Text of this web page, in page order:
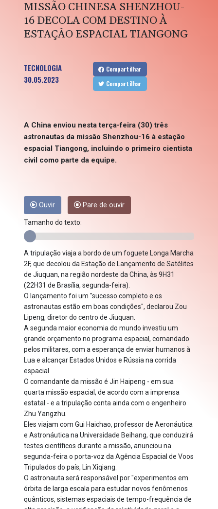
MISSÃO CHINESA SHENZHOU-
16 DECOLA COM DESTINO À
ESTAÇÃO ESPACIAL TIANGONG
TECNOLOGIA
30.05.2023
Compartilhar
Compartilhar
A China enviou nesta terça-feira (30) três
astronautas da missão Shenzhou-16 à estação
espacial Tiangong, incluindo o primeiro cientista
civil como parte da equipe.
Ouvir Pare de ouvir
Tamanho do texto:
A tripulação viaja a bordo de um foguete Longa Marcha
2F, que decolou da Estação de Lançamento de Satélites
de Jiuquan, na região nordeste da China, às 9H31
(22H31 de Brasília, segunda-feira).
O lançamento foi um "sucesso completo e os
astronautas estão em boas condições", declarou Zou
Lipeng, diretor do centro de Jiuquan.
A segunda maior economia do mundo investiu um
grande orçamento no programa espacial, comandado
pelos militares, com a esperança de enviar humanos à
Lua e alcançar Estados Unidos e Rússia na corrida
espacial.
O comandante da missão é Jin Haipeng - em sua
quarta missão espacial, de acordo com a imprensa
estatal - e a tripulação conta ainda com o engenheiro
Zhu Yangzhu.
Eles viajam com Gui Haichao, professor de Aeronáutica
e Astronáutica na Universidade Beihang, que conduzirá
testes científicos durante a missão, anunciou na
segunda-feira o porta-voz da Agência Espacial de Voos
Tripulados do país, Lin Xiqiang.
O astronauta será responsável por "experimentos em
órbita de larga escala para estudar novos fenômenos
quânticos, sistemas espaciais de tempo-frequência de